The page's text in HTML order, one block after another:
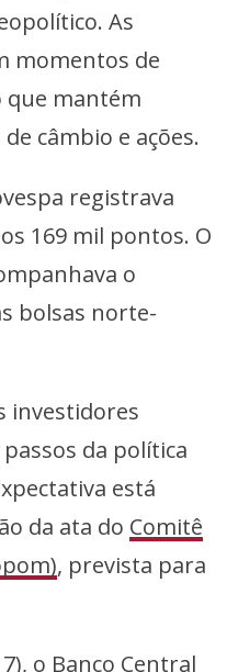
As
momentos de
que mantém
câmbio e ações.
registrava
169 mil pontos. O
o
bolsas norte-
investidores
da política
está
da ata do Comitê
, prevista para
o Banco Central